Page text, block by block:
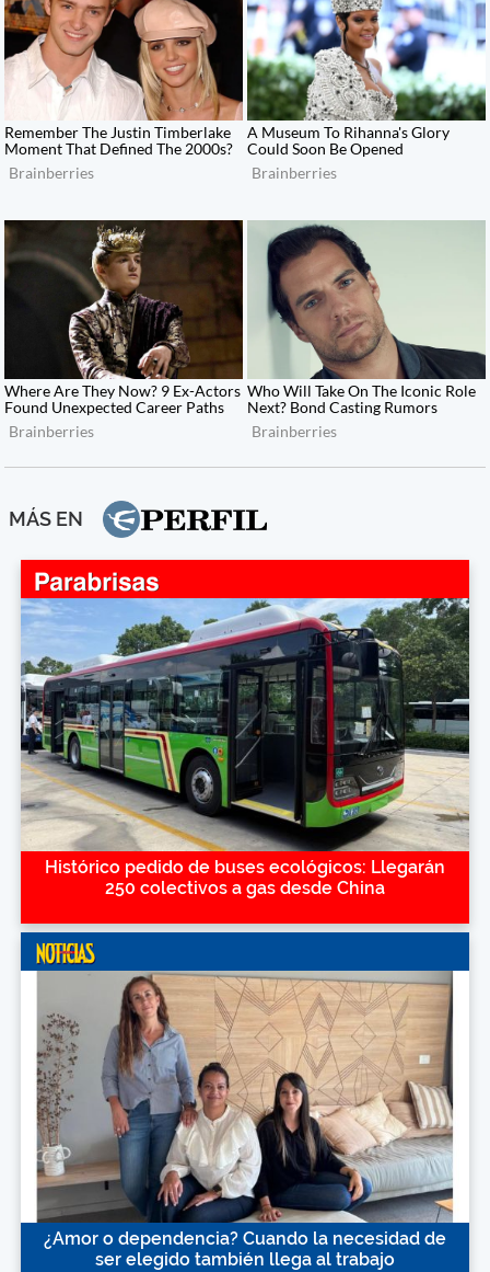
MÁS EN
Histórico pedido de buses ecológicos: Llegarán
250 colectivos a gas desde China
¿Amor o dependencia? Cuando la necesidad de
ser elegido también llega al trabajo